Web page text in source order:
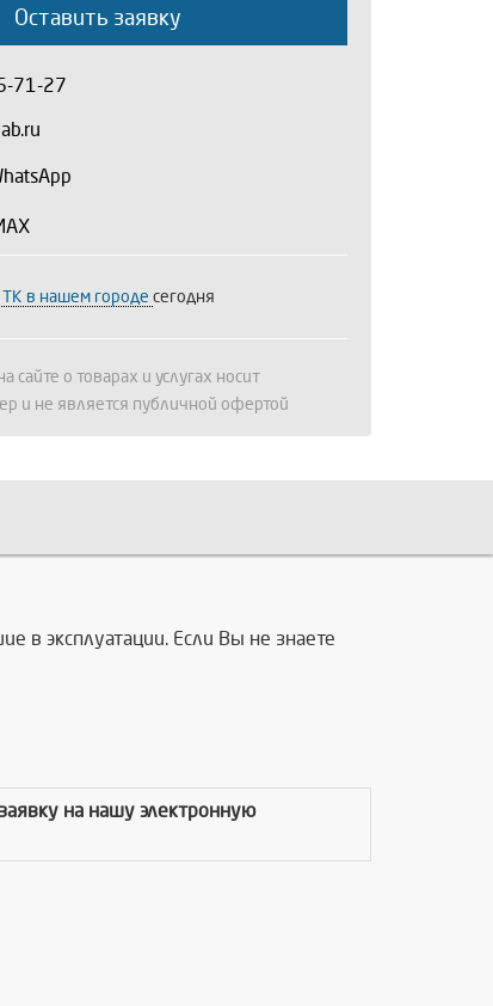
Оставить заявку
71-27
в нашем городе сегодня
сайте о товарах и услугах носит
и не является публичной офертой
в эксплуатации. Если Вы не знаете
на нашу электронную